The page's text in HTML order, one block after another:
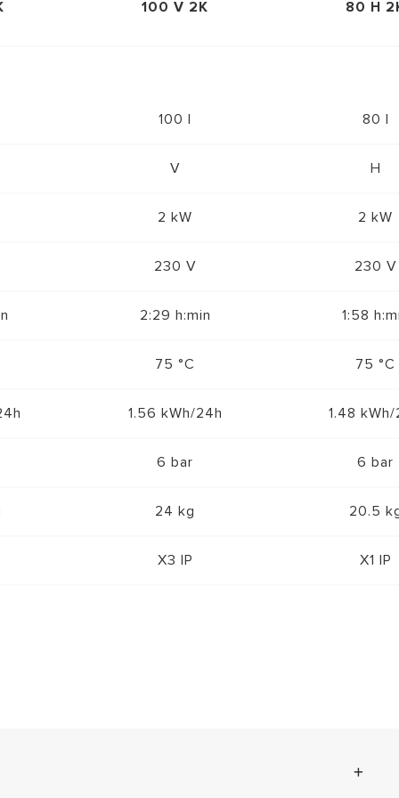
100 V 2K 80 H
100 l 80 l
V H
2 kW 2 kW
230 V 230 V
2:29 h:min 1:58
75 °C 75 °C
1.56 kWh/24h 1.48
6 bar 6 bar
24 kg 20.5
X3 IP X1 IP